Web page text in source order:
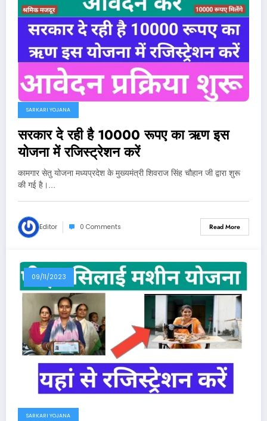
SARKARI YOJANA
सरकार दे रही है 10000 रूपए का ऋण इस
योजना में रजिस्ट्रेशन करें
कामगार सेतु योजना मध्यप्रदेश के मुख्यमंत्री शिवराज सिंह चौहान जी द्वारा शुरू
की गई है।…
Editor 0 Comments Read More
09/11/2023
SARKARI YOJANA